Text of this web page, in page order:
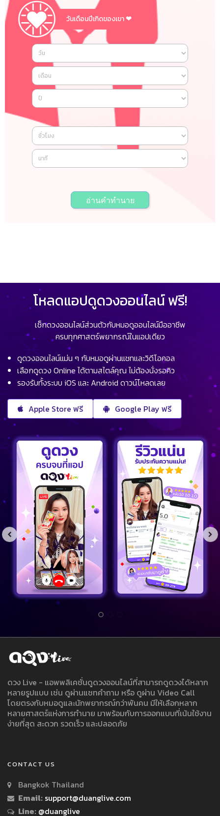
วันเดือนปีเกิดของเขา❤
อ่านคำทำนาย
โหลดแอปดูดวงออนไลน์ ฟรี!
เช็กดวงออนไลน์ส่วนตัวกับหมอดูออนไลน์มืออาชีพ
ครบทุกศาสตร์พยากรณ์ในแอปเดียว
ดูดวงออนไลน์แม่น ๆ กับหมอดูผ่านแชทและวิดีโอคอล
เลือกดูดวง Online ได้ตามสไตล์คุณ ไม่ต้องนั่งรอคิว
รองรับทั้งระบบ iOS และ Android ดาวน์โหลดเลย
Apple Store ฟรี Google Play ฟรี
ดวง Live - แอพพลิเคชั่นดูดวงออนไลน์ที่สามารถดูดวงได้หลาก
หลายรูปแบบ เช่น ดูผ่านแชทคำถาม หรือ ดูผ่าน Video Call
โดยตรงกับหมอดูและนักพยากรณ์กว่าพันคน มีให้เลือกหลาก
หลายศาสตร์แห่งการทำนาย มาพร้อมกับการออกแบบที่เน้นใช้งาน
ง่ายที่สุด สะดวก รวดเร็ว และปลอดภัย
CONTACT US
Bangkok Thailand
Email: support@duanglive.com
Line: @duanglive